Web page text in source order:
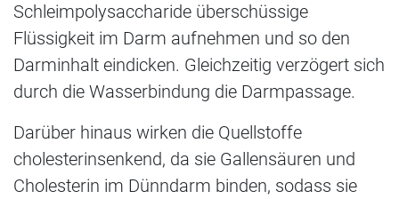
Schleimpolysaccharide überschüssige
Flüssigkeit im Darm aufnehmen und so den
Darminhalt eindicken. Gleichzeitig verzögert sich
durch die Wasserbindung die Darmpassage.
Darüber hinaus wirken die Quellstoffe
cholesterinsenkend, da sie Gallensäuren und
Cholesterin im Dünndarm binden, sodass sie